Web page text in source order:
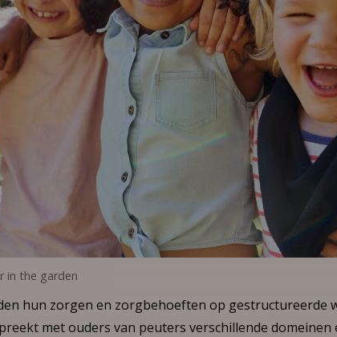
in the garden
hun zorgen en zorgbehoeften op gestructureerde
met ouders van peuters verschillende